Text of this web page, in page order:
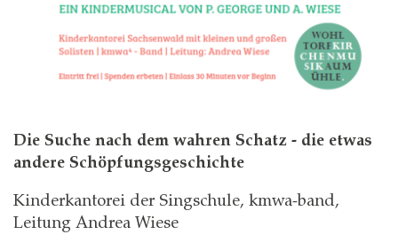
Die Suche nach dem wahren Schatz - die etwas
andere Schöpfungsgeschichte
Kinderkantorei der Singschule, kmwa-band,
Leitung Andrea Wiese